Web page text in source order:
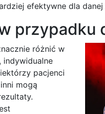
efektywne dla danej
przypadku
różnić w
indywidualne
pacjenci
mogą